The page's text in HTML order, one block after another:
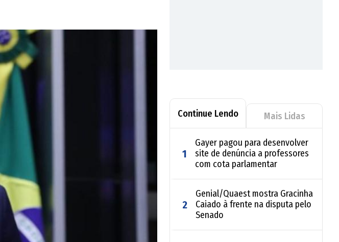
Continue Lendo Mais Lidas
1
Gayer pagou para desenvolver
site de denúncia a professores
com cota parlamentar
2
Genial/Quaest mostra Gracinha
Caiado à frente na disputa pelo
Senado